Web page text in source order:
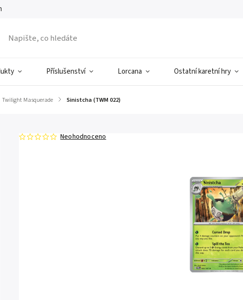
Příslušenství Lorcana Ostatní karetní hry
Twilight Masquerade / Sinistcha (TWM 022)
Neohodnoceno